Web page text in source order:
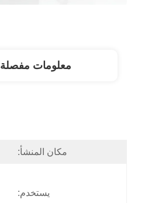
معلومات مفصلة
مكان المنشأ:
يستخدم: